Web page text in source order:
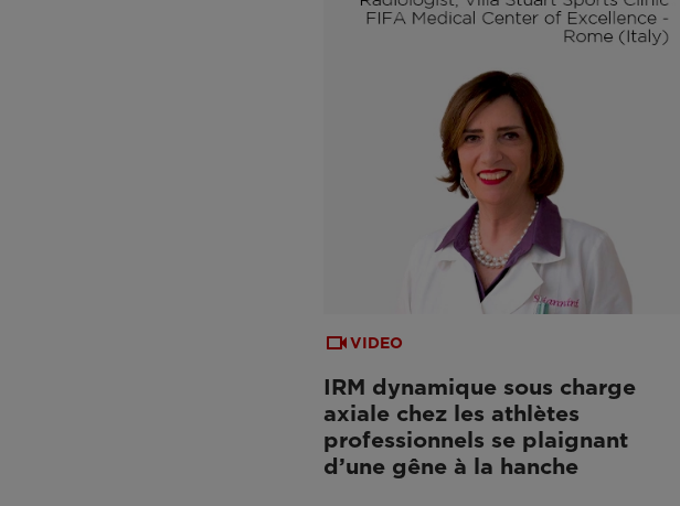
VIDEO
IRM dynamique sous charge
axiale chez les athlètes
professionnels se plaignant
d’une gêne à la hanche